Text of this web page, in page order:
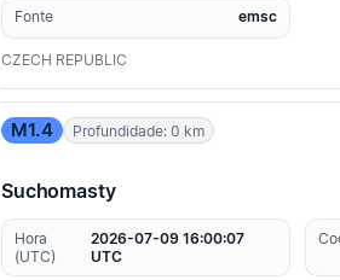
Fonte emsc
CZECH REPUBLIC
M1.4 Profundidade: 0 km
Suchomasty
Hora
(UTC)
2026-07-09 16:00:07
UTC